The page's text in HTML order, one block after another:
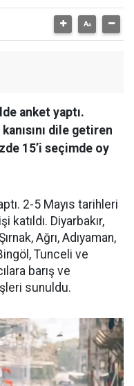
anket yaptı.
dile getiren
15’i seçimde oy
2-5 Mayıs tarihleri
katıldı. Diyarbakır,
Ağrı, Adıyaman,
Tunceli ve
barış ve
sunuldu.